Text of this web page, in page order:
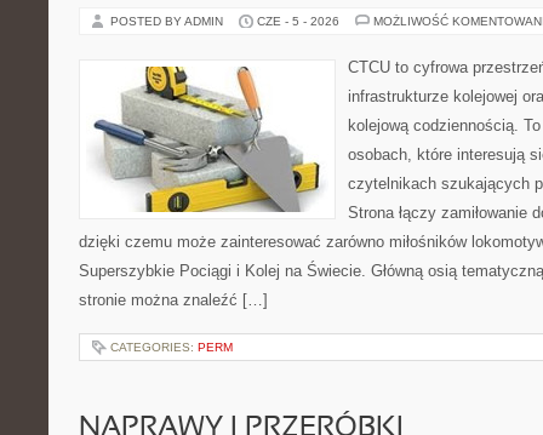
POSTED BY ADMIN CZE - 5 - 2026 MOŻLIWOŚĆ
CTCU to cyfrowa
infrastrukturze kolejowej
kolejową codziennością.
osobach, które interesują
czytelnikach szukających
Strona łączy zamiłowanie
dzięki czemu może zainteresować zarówno miłośników
Superszybkie Pociągi i Kolej na Świecie. Główną osią
stronie można znaleźć […]
CATEGORIES: PERM
NAPRAWY I PRZERÓBKI